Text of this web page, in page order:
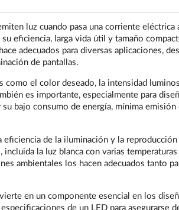
luz cuando pasa una corriente eléctrica
eficiencia, larga vida útil y tamaño
adecuados para diversas aplicaciones,
de pantallas.
el color deseado, la intensidad
es importante, especialmente para
bajo consumo de energía, mínima emisión
de la iluminación y la reproducción
la luz blanca con varias temperaturas
ambientales los hacen adecuados tanto
en un componente esencial en los
de un LED para asegurarse